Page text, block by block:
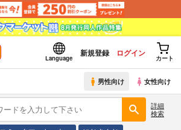
Language
新規登録 ログイン
カート
男性向け 女性向け
詳細
検索